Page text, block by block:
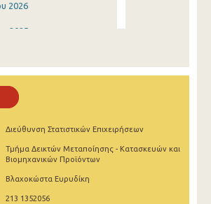
2026
2025
2025
2025
Διεύθυνση Στατιστικών Επιχειρήσεων
Τμήμα Δεικτών Μεταποίησης - Κατασκευών και
Βιομηχανικών Προϊόντων
Βλαχοκώστα Ευρυδίκη
213 1352056